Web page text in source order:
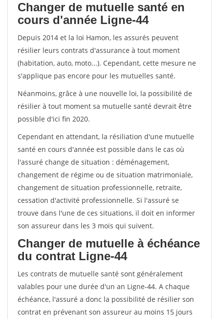
Changer de mutuelle santé en
cours d'année Ligne-44
Depuis 2014 et la loi Hamon, les assurés peuvent
résilier leurs contrats d'assurance à tout moment
(habitation, auto, moto...). Cependant, cette mesure ne
s'applique pas encore pour les mutuelles santé.
Néanmoins, grâce à une nouvelle loi, la possibilité de
résilier à tout moment sa mutuelle santé devrait être
possible d'ici fin 2020.
Cependant en attendant, la résiliation d'une mutuelle
santé en cours d'année est possible dans le cas où
l'assuré change de situation : déménagement,
changement de régime ou de situation matrimoniale,
changement de situation professionnelle, retraite,
cessation d'activité professionnelle. Si l'assuré se
trouve dans l'une de ces situations, il doit en informer
son assureur dans les 3 mois qui suivent.
Changer de mutuelle à échéance
du contrat Ligne-44
Les contrats de mutuelle santé sont généralement
valables pour une durée d'un an Ligne-44. A chaque
échéance, l'assuré a donc la possibilité de résilier son
contrat en prévenant son assureur au moins 15 jours